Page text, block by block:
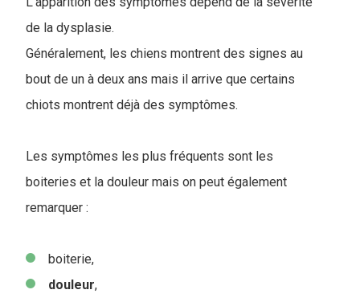
de la dysplasie.
Généralement, les chiens montrent des signes au
bout de un à deux ans mais il arrive que certains
chiots montrent déjà des symptômes.
Les symptômes les plus fréquents sont les
boiteries et la douleur mais on peut également
remarquer :
boiterie,
douleur,